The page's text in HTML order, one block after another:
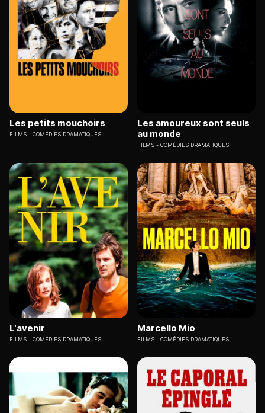
Les petits mouchoirs
FILMS COMÉDIES DRAMATIQUES
Les amoureux sont seuls
au monde
FILMS COMÉDIES DRAMATIQUES
L'avenir
FILMS COMÉDIES DRAMATIQUES
Marcello Mio
FILMS COMÉDIES DRAMATIQUES